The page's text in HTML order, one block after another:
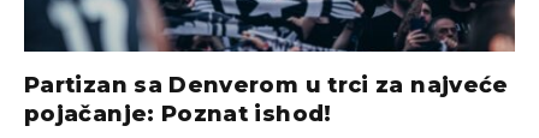
Partizan sa Denverom u trci za najveće
pojačanje: Poznat ishod!